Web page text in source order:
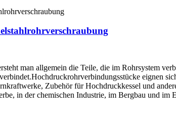
man allgemein die Teile, die im Rohrsystem
eignen
Zubehör für Hochdruckkessel und
in der chemischen Industrie, im Bergbau und